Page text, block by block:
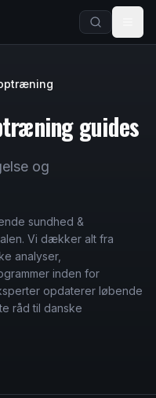
guides
og
sundhed &
Vi dækker alt fra
analyser,
inden for
opdaterer løbende
råd til danske